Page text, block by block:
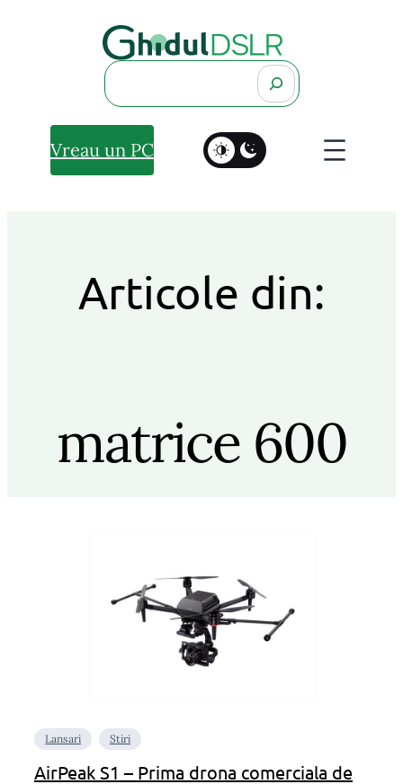
Search
Vreau un PC
Articole din:
matrice 600
Lansari Stiri
AirPeak S1 – Prima drona comerciala de